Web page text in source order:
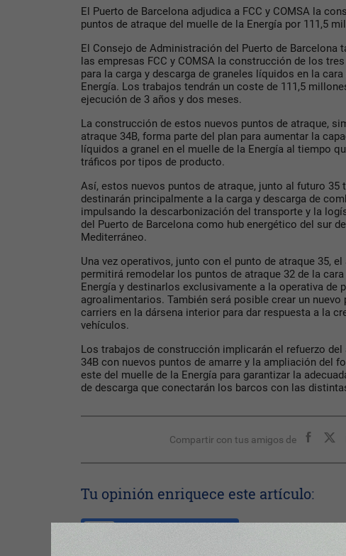
El Puerto de Barcelona adjudica a FCC y COMSA la
puntos de atraque del muelle de la Energía por 111,5
El Consejo de Administración del Puerto de Barcelona
las empresas FCC y COMSA la construcción de los
para la carga y descarga de graneles líquidos en la
Energía. Los trabajos tendrán un coste de 111,5
ejecución de 3 años y dos meses.
La construcción de estos nuevos puntos de atraque,
atraque 34B, forma parte del plan para aumentar la
líquidos a granel en el muelle de la Energía al tiempo
tráficos por tipos de producto.
Así, estos nuevos puntos de atraque, junto al futuro 35
destinarán principalmente a la carga y descarga de
impulsando la descarbonización del transporte y la
del Puerto de Barcelona como hub energético del sur
Mediterráneo.
Una vez operativos, junto con el punto de atraque 35,
permitirá remodelar los puntos de atraque 32 de la
Energía y destinarlos exclusivamente a la operativa de
agroalimentarios. También será posible crear un nuevo
carriers en la dársena interior para dar respuesta a la
vehículos.
Los trabajos de construcción implicarán el refuerzo
34B con nuevos puntos de amarre y la ampliación del
este del muelle de la Energía para garantizar la
de descarga que conectarán los barcos con las
Compartir con tus amigos de
Tu opinión enriquece este artículo: